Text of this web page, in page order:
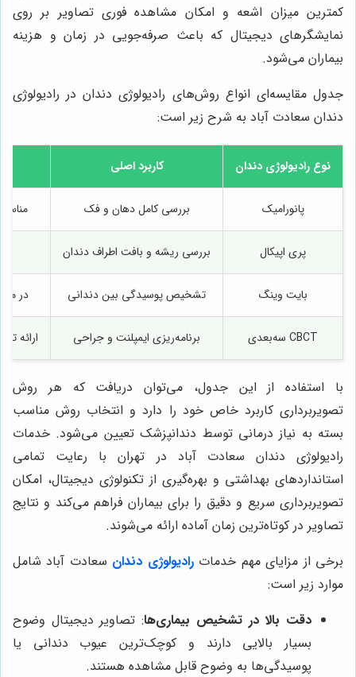
کمترین میزان اشعه و امکان مشاهده فوری تصاویر بر روی
نمایشگرهای دیجیتال که باعث صرفه‌جویی در زمان و هزینه
بیماران می‌شود.
جدول مقایسه‌ای انواع روش‌های رادیولوژی دندان در رادیولوژی
دندان سعادت آباد به شرح زیر است:
نوع رادیولوژی دندان کاربرد اصلی
پانورامیک بررسی کامل دهان و فک
پری اپیکال بررسی ریشه و بافت اطراف دندان
بایت وینگ تشخیص پوسیدگی بین دندانی در
CBCT سه‌بعدی برنامه‌ریزی ایمپلنت و جراحی ارائه
با استفاده از این جدول، می‌توان دریافت که هر روش
تصویربرداری کاربرد خاص خود را دارد و انتخاب روش مناسب
بسته به نیاز درمانی توسط دندانپزشک تعیین می‌شود. خدمات
رادیولوژی دندان سعادت آباد در تهران با رعایت تمامی
استانداردهای بهداشتی و بهره‌گیری از تکنولوژی دیجیتال، امکان
تصویربرداری سریع و دقیق را برای بیماران فراهم می‌کند و نتایج
تصاویر در کوتاه‌ترین زمان آماده ارائه می‌شوند.
برخی از مزایای مهم خدماترادیولوژی دندان سعادت آباد شامل
موارد زیر است:
دقت بالا در تشخیص بیماری‌ها: تصاویر دیجیتال وضوح
بسیار بالایی دارند و کوچک‌ترین عیوب دندانی یا
پوسیدگی‌ها به وضوح قابل مشاهده هستند.